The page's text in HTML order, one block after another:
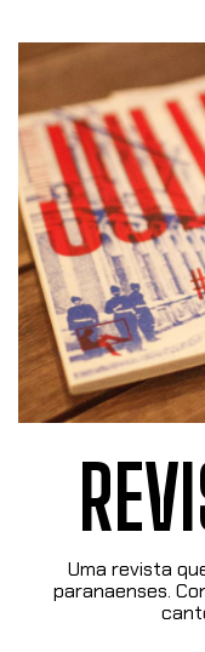
Uma revista
paranaenses.